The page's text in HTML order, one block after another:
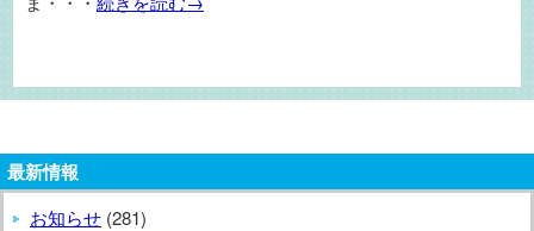
最新情報
お知らせ (281)